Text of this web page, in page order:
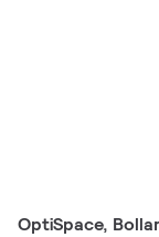
OptiSpace,